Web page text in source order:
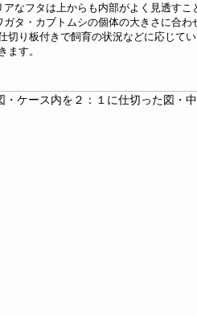
アなフタは上からも内部がよく見透すこ
ガタ・カブトムシの個体の大きさに合わ
切り板付きで飼育の状況などに応じて
ます。